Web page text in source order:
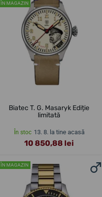
ÎN MAGAZIN
Biatec T. G. Masaryk Ediție
limitată
În stoc 13. 8. la tine acasă
10 850,88 lei
ÎN MAGAZIN